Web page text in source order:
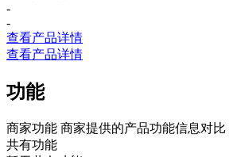
-
-
查看产品详情
查看产品详情
功能
商家功能 商家提供的产品功能信息对比
共有功能